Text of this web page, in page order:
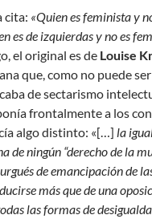
cita: «Quien es feminista y
es de izquierdas y no es
el original es de Louise
que, como no puede
de sectarismo
frontalmente a los
algo distinto: «[…] la
de ningún “derecho de la
de emancipación de
más que de una
las formas de